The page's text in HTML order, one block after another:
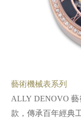
藝術機械表系列
ALLY DENOVO
款，傳承百年經典